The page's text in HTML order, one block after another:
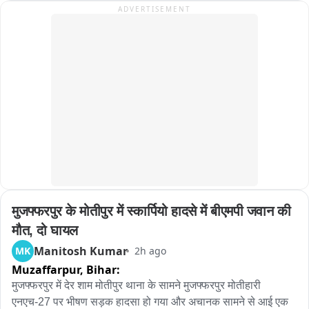
ADVERTISEMENT
मुजफ्फरपुर के मोतीपुर में स्कार्पियो हादसे में बीएमपी जवान की
मौत, दो घायल
MK Manitosh Kumar 2h ago
Muzaffarpur, Bihar:
मुजफ्फरपुर में देर शाम मोतीपुर थाना के सामने मुजफ्फरपुर मोतीहारी
एनएच-27 पर भीषण सड़क हादसा हो गया और अचानक सामने से आई एक